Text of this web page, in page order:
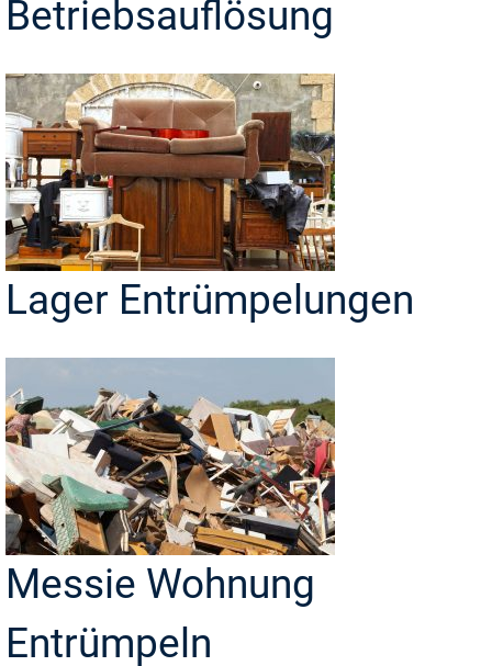
Betriebsauflösung
Lager Entrümpelungen
Messie Wohnung
Entrümpeln